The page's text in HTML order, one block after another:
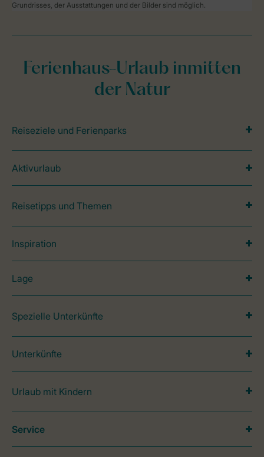
Grundrisses, der Ausstattungen und der Bilder sind möglich.
Ferienhaus-Urlaub inmitten
der Natur
Reiseziele und Ferienparks
Aktivurlaub
Reisetipps und Themen
Inspiration
Lage
Spezielle Unterkünfte
Unterkünfte
Urlaub mit Kindern
Service